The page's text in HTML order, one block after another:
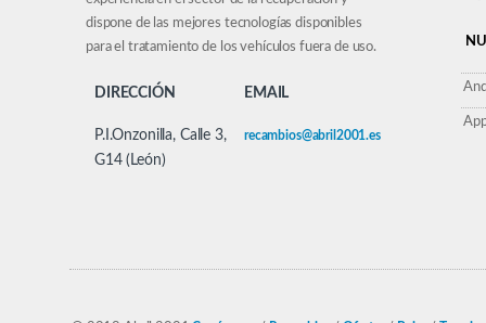
dispone de las mejores tecnologías disponibles
para el tratamiento de los vehículos fuera de uso.
DIRECCIÓN EMAIL
P.I.Onzonilla, Calle 3,
G14 (León)
recambios@abril2001.es